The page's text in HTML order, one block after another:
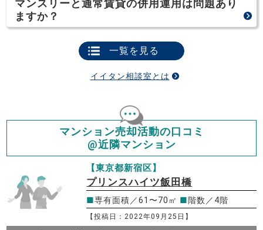
マンスリーと通常賃貸の併用運用は問題あり
ますか？
一覧を見る
イイタン相談室とは
マンション売却活動の口コミ
@近隣マンション
【東京都新宿区】
プリンスハイツ飯田橋
■専有面積／61〜70㎡ ■階数／4階
【投稿日：2022年09月25日】